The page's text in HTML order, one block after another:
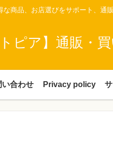
商品、お店選びをサポート、通
トピア】通販・
い合わせ Privacy policy